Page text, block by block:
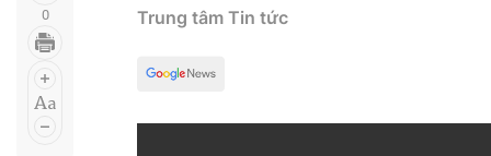
Công nghệ
0 Trung tâm Tin tức